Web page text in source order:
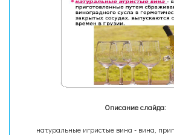
Описание слайда:
натуральные игристые вина - вина,